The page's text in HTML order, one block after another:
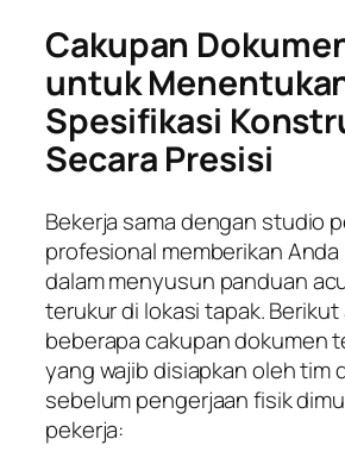
Cakupan
untuk
Spesifikasi
Secara Presisi
Bekerja sama dengan studio
profesional memberikan
dalam menyusun panduan
terukur di lokasi tapak. Berikut
beberapa cakupan dokumen
yang wajib disiapkan oleh tim
sebelum pengerjaan fisik
pekerja: